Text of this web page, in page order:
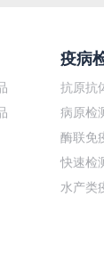
疫病
抗原抗
病原检
酶联免
快速检
水产类